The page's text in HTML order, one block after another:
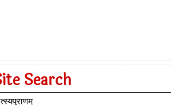
Search